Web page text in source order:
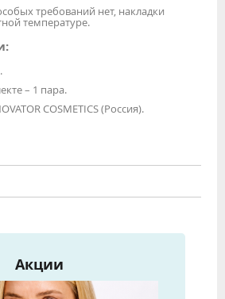
требований нет, накладки
температуре.
– 1 пара.
COSMETICS (Россия).
Акции